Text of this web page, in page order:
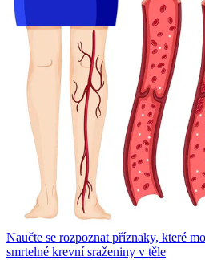
Naučte se rozpoznat příznaky, které
smrtelné krevní sraženiny v těle